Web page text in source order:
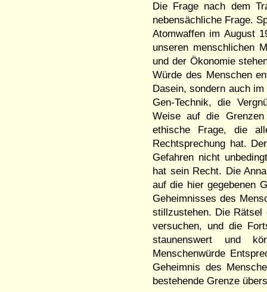
Die Frage nach dem
nebensächliche Frage.
Atomwaffen im August
unseren menschlichen
und der Ökonomie
Würde des Menschen
Dasein, sondern auch
Gen-Technik, die
Weise auf die
ethische Frage, die
Rechtsprechung hat.
Gefahren nicht
hat sein Recht. Die
auf die hier gegebenen
Geheimnisses des
stillzustehen. Die
versuchen, und die
staunenswert und
Menschenwürde
Geheimnis des
bestehende Grenze